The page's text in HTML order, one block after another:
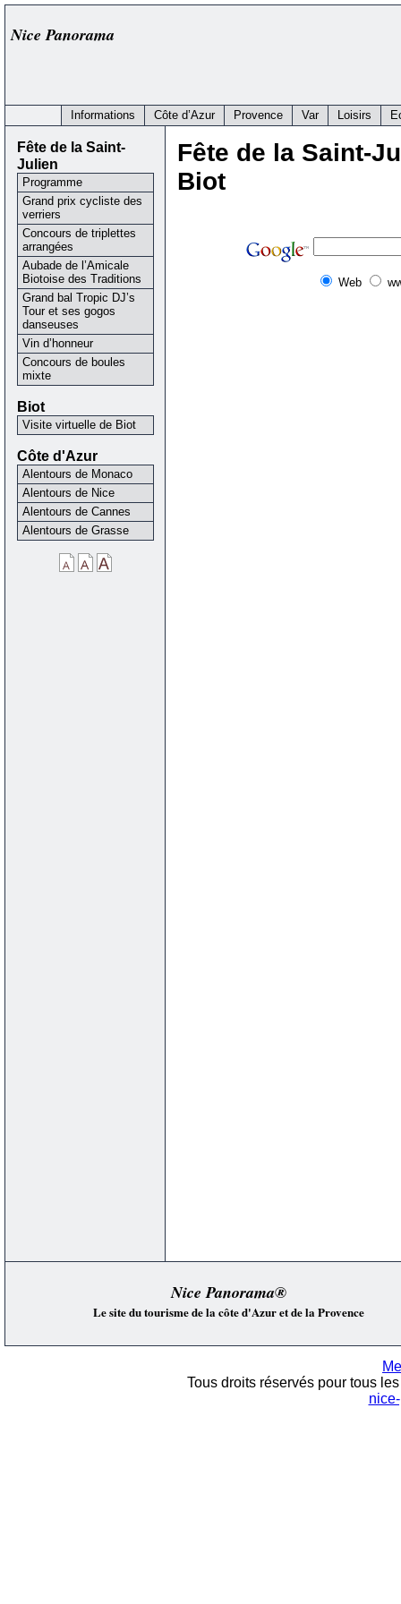
Nice Panorama
Informations Côte d’Azur Provence Var Loisirs
Fête de la Saint-
Biot
Web
Fête de la Saint-
Julien
Programme
Grand prix cycliste des
verriers
Concours de triplettes
arrangées
Aubade de l’Amicale
Biotoise des Traditions
Grand bal Tropic DJ’s
Tour et ses gogos
danseuses
Vin d’honneur
Concours de boules
mixte
Biot
Visite virtuelle de Biot
Côte d'Azur
Alentours de Monaco
Alentours de Nice
Alentours de Cannes
Alentours de Grasse
Nice Panorama®
Le site du tourisme de la côte d'Azur et de la Provence
Tous droits réservés pour tous